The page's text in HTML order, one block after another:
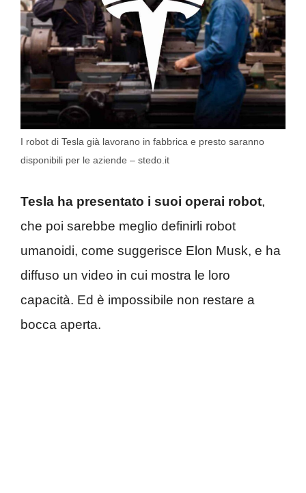
I robot di Tesla già lavorano in fabbrica e presto saranno
disponibili per le aziende – stedo.it
Tesla ha presentato i suoi operai robot,
che poi sarebbe meglio definirli robot
umanoidi, come suggerisce Elon Musk, e ha
diffuso un video in cui mostra le loro
capacità. Ed è impossibile non restare a
bocca aperta.